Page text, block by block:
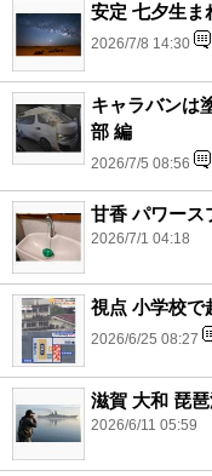
安定 七夕生ま
2026/7/8 14:30
キャラバンは
部 編
2026/7/5 08:56
甘香 パワース
2026/7/1 04:18
視点 小学校で
2026/6/25 08:27
滋賀 大和 琵琶
2026/6/11 05:59